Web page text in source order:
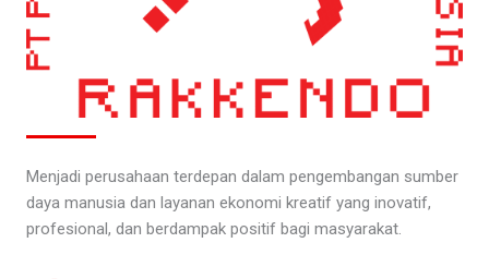
Menjadi perusahaan terdepan dalam pengembangan sumber
daya manusia dan layanan ekonomi kreatif yang inovatif,
profesional, dan berdampak positif bagi masyarakat.